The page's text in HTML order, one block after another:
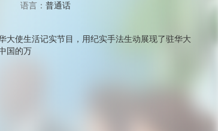
语言：普通话
大使生活记实节目，用纪实手法生动展现了驻华大
国的万